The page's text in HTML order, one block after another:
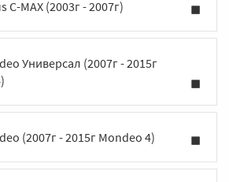
C-MAX (2003г - 2007г)
Универсал (2007г - 2015г
(2007г - 2015г Mondeo 4)